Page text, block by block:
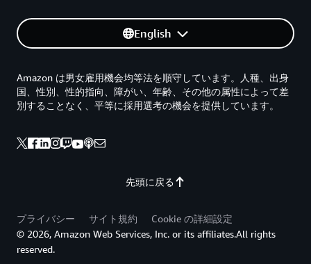
English
先頭に戻る
Amazon は男女雇用機会均等法を順守しています。人種、出身
国、性別、性的指向、障がい、年齢、その他の属性によって差
別することなく、平等に採用選考の機会を提供しています。
プライバシー サイト規約
Cookie の詳細設定
© 2026, Amazon Web Services, Inc. or its affiliates.All rights
reserved.